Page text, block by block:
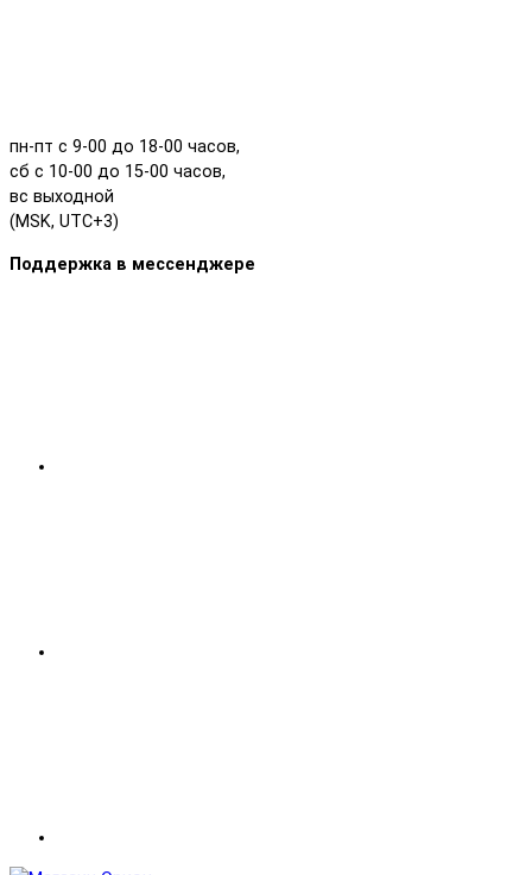
пн-пт с 9-00 до 18-00 часов,
сб с 10-00 до 15-00 часов,
вс выходной
(MSK, UTC+3)
Поддержка в мессенджере